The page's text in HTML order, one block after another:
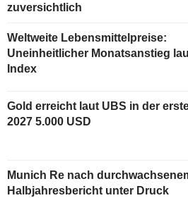
zuversichtlich
Weltweite Lebensmittelpreise:
Uneinheitlicher Monatsanstieg
Index
Gold erreicht laut UBS in der
2027 5.000 USD
Munich Re nach
Halbjahresbericht unter Druck